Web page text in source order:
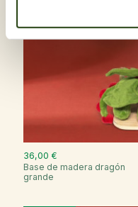
36,00 €
Base de madera dragón
grande